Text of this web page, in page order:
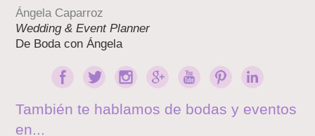
Ángela Caparroz
Wedding & Event Planner
De Boda con Ángela
También te hablamos de bodas y eventos
en...